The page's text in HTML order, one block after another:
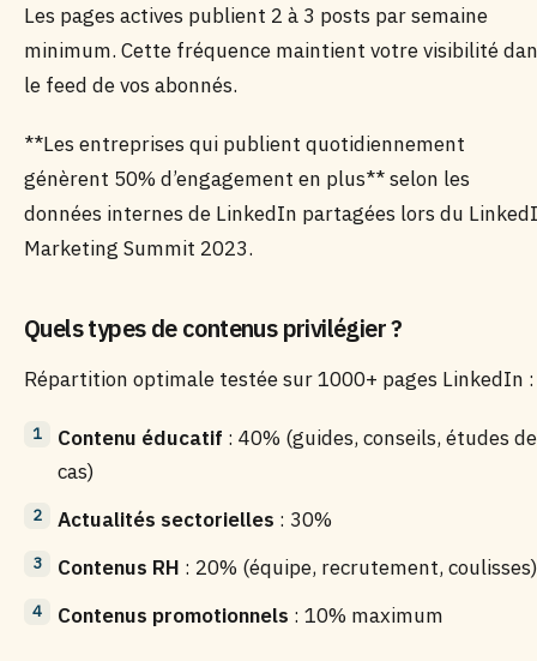
Les pages actives publient 2 à 3 posts par semaine
minimum. Cette fréquence maintient votre visibilité
le feed de vos abonnés.
**Les entreprises qui publient quotidiennement
génèrent 50% d’engagement en plus** selon les
données internes de LinkedIn partagées lors du
Marketing Summit 2023.
Quels types de contenus privilégier ?
Répartition optimale testée sur 1000+ pages LinkedIn :
Contenu éducatif : 40% (guides, conseils, études de
cas)
Actualités sectorielles : 30%
Contenus RH : 20% (équipe, recrutement, coulisses)
Contenus promotionnels : 10% maximum